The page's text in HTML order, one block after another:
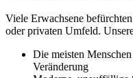
Viele Erwachsene
oder privaten Umfeld.
Die meisten
Veränderung